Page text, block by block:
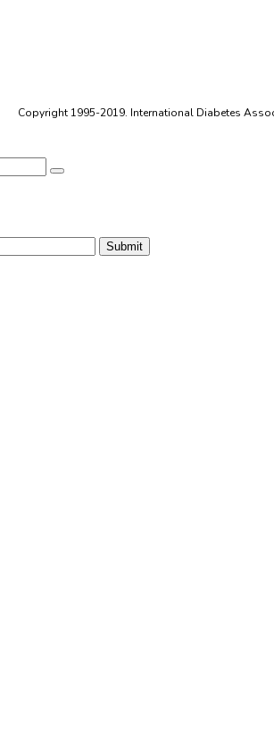
Copyright 1995-2019. International Diabetes
Submit